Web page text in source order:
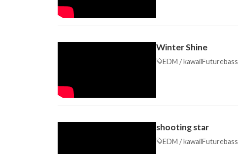
Winter Shine
EDM /kawaiiFuturebass
shooting star
EDM /kawaiiFuturebass